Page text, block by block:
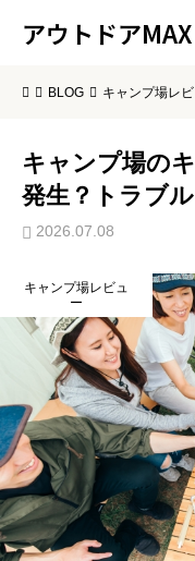
アウトドアMAX
BLOG キャンプ場レ
キャンプ場の
発生？トラブ
2026.07.08
キャンプ場レビュ
ー